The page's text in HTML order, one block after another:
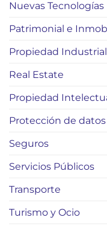
Nuevas Tecnologías
Patrimonial e
Propiedad Industrial
Real Estate
Propiedad
Protección de datos
Seguros
Servicios Públicos
Transporte
Turismo y Ocio